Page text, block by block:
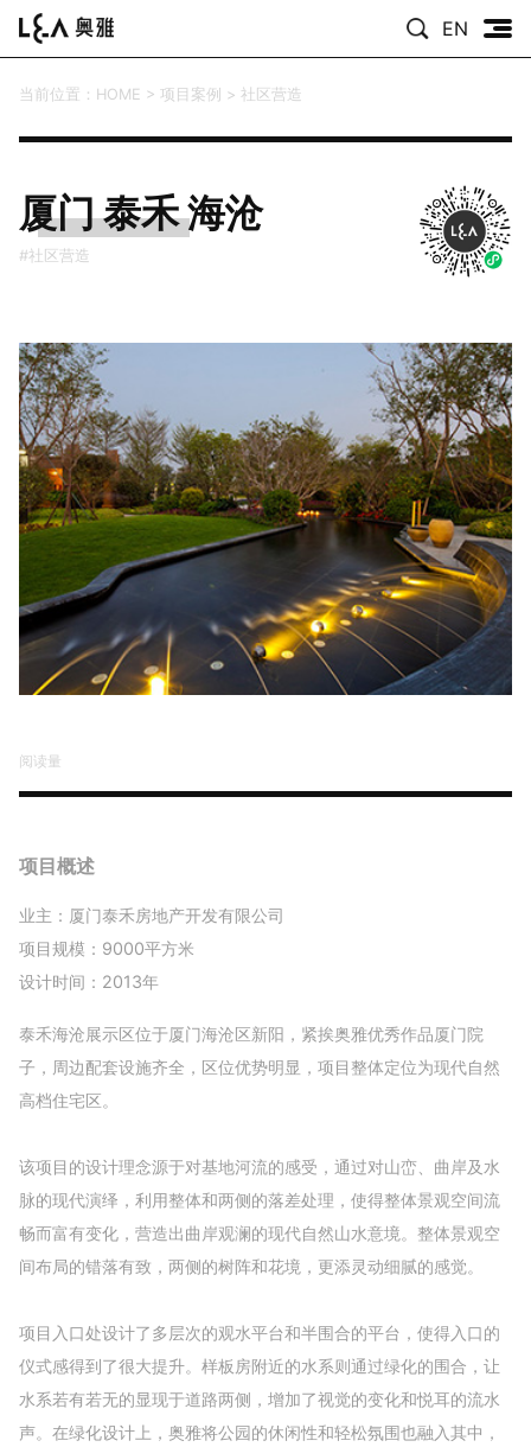
EN
当前位置： HOME > 项目案例 > 社区营造
厦门 泰禾 海沧
#社区营造
阅读量
项目概述
业主：厦门泰禾房地产开发有限公司
项目规模：9000平方米
设计时间：2013年
泰禾海沧展示区位于厦门海沧区新阳，紧挨奥雅优秀作品厦门院
子，周边配套设施齐全，区位优势明显，项目整体定位为现代自然
高档住宅区。
该项目的设计理念源于对基地河流的感受，通过对山峦、曲岸及水
脉的现代演绎，利用整体和两侧的落差处理，使得整体景观空间流
畅而富有变化，营造出曲岸观澜的现代自然山水意境。整体景观空
间布局的错落有致，两侧的树阵和花境，更添灵动细腻的感觉。
项目入口处设计了多层次的观水平台和半围合的平台，使得入口的
仪式感得到了很大提升。样板房附近的水系则通过绿化的围合，让
水系若有若无的显现于道路两侧，增加了视觉的变化和悦耳的流水
声。在绿化设计上，奥雅将公园的休闲性和轻松氛围也融入其中，